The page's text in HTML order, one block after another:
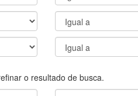
o resultado de busca.